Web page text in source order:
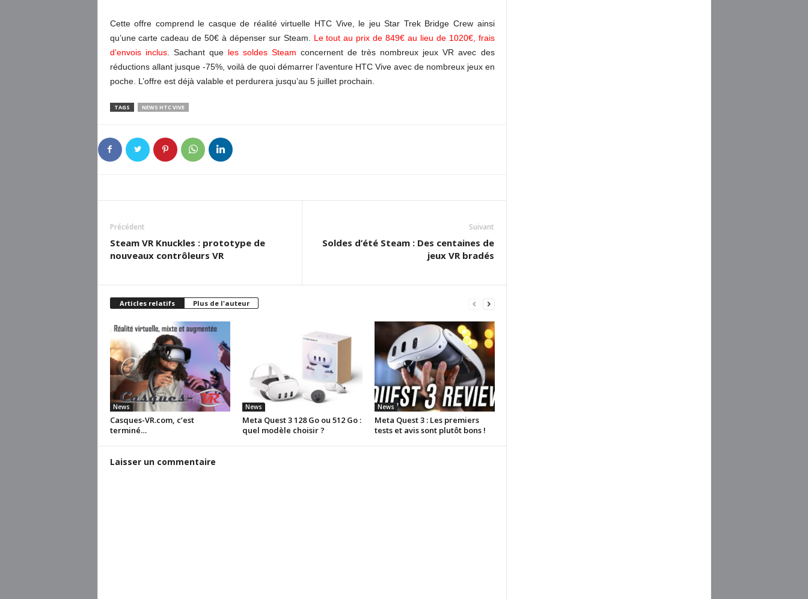
Cette offre comprend le casque de réalité virtuelle HTC Vive, le jeu Star Trek Bridge Crew ainsi
qu’une carte cadeau de 50€ à dépenser sur Steam. Le tout au prix de 849€ au lieu de 1020€, frais
d’envois inclus. Sachant que les soldes Steam concernent de très nombreux jeux VR avec des
réductions allant jusque -75%, voilà de quoi démarrer l’aventure HTC Vive avec de nombreux jeux en
poche. L’offre est déjà valable et perdurera jusqu’au 5 juillet prochain.
TAGS NEWS HTC VIVE
Précédent
Steam VR Knuckles : prototype de
nouveaux contrôleurs VR
Suivant
Soldes d’été Steam : Des centaines de
jeux VR bradés
Articles relatifs Plus de l'auteur
News
Casques-VR.com, c’est
terminé…
News
Meta Quest 3 128 Go ou 512 Go :
quel modèle choisir ?
News
Meta Quest 3 : Les premiers
tests et avis sont plutôt bons !
Laisser un commentaire